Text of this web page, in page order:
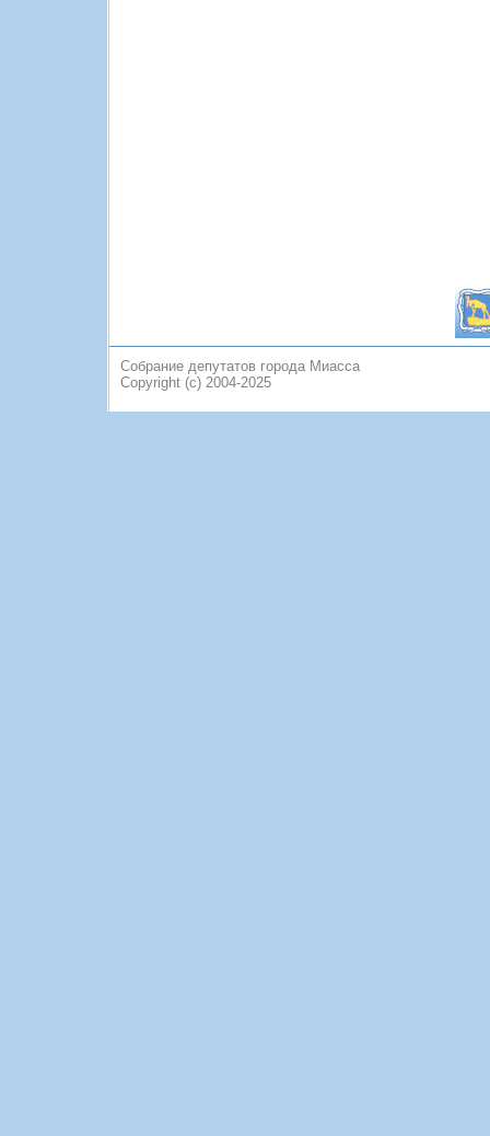
Собрание депутатов города Миасса
Copyright (c) 2004-2025